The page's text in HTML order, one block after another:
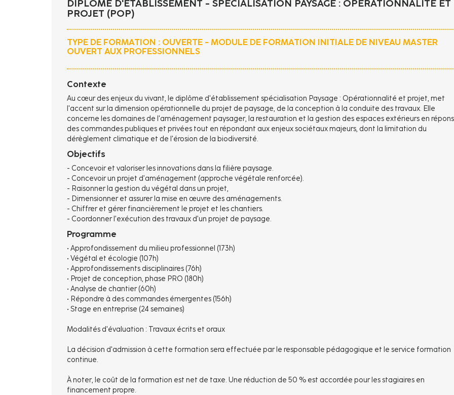
DIPLÔME D'ÉTABLISSEMENT - SPÉCIALISATION PAYSAGE : OPÉRATIONNALITÉ ET
PROJET (POP)
TYPE DE FORMATION : OUVERTE - MODULE DE FORMATION INITIALE DE NIVEAU MASTER
OUVERT AUX PROFESSIONNELS
Contexte
Au cœur des enjeux du vivant, le diplôme d'établissement spécialisation Paysage : Opérationnalité et projet, met
l'accent sur la dimension opérationnelle du projet de paysage, de la conception à la conduite des travaux. Elle
concerne les domaines de l'aménagement paysager, la restauration et la gestion des espaces extérieurs en
des commandes publiques et privées tout en répondant aux enjeux sociétaux majeurs, dont la limitation du
dérèglement climatique et de l'érosion de la biodiversité.
Objectifs
- Concevoir et valoriser les innovations dans la filière paysage.
- Concevoir un projet d’aménagement (approche végétale renforcée).
- Raisonner la gestion du végétal dans un projet,
- Dimensionner et assurer la mise en œuvre des aménagements.
- Chiffrer et gérer financièrement le projet et les chantiers.
- Coordonner l’exécution des travaux d’un projet de paysage.
Programme
• Approfondissement du milieu professionnel (173h)
• Végétal et écologie (107h)
• Approfondissements disciplinaires (76h)
• Projet de conception, phase PRO (180h)
• Analyse de chantier (60h)
• Répondre à des commandes émergentes (156h)
• Stage en entreprise (24 semaines)
Modalités d'évaluation : Travaux écrits et oraux
La décision d'admission à cette formation sera effectuée par le responsable pédagogique et le service formation
continue.
À noter, le coût de la formation est net de taxe. Une réduction de 50 % est accordée pour les stagiaires en
financement propre.